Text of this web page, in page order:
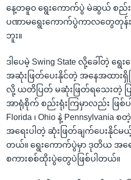
နေ့တဓူ၀ ရွေးကောက်ပွဲ မဲဆွယ် စည်
ပဏာမရွေးကောက်ပွဲကာလတွေတုန်းနဲ့
ဘူး။
ဒါပေမဲ့ Swing State လို့ခေါ်တဲ့ ရွ
အဆုံးဖြတ်ပေးနိုင်တဲ့ အနေအထား
လို့ ယတိပြတ် မဆုံးဖြတ်ရသေးတဲ့
အာရုံစိုက် စည်းရုံးကြမှာလည်း ဖြစ်
Florida ၊ Ohio နဲ့
အရေးပါတဲ့ ဆုံးဖြတ်ချက်ပေးနိုင်မ
တယ်။ ရွေးကောက်ပွဲမှာ ဒုတိယ အရ
စကားစစ်ထိုးပွဲတွေပဲဖြစ်ပါတယ်။